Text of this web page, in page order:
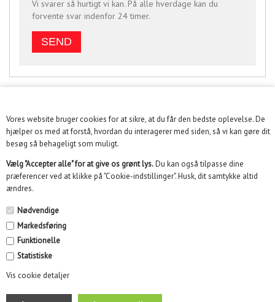
Vores website bruger cookies for at sikre, at du får den bedste oplevelse. De
hjælper os med at forstå, hvordan du interagerer med siden, så vi kan gøre dit
besøg så behageligt som muligt.
Vælg "Accepter alle" for at give os grønt lys.Du kan også tilpasse dine
præferencer ved at klikke på "Cookie-indstillinger". Husk, dit samtykke altid
ændres.
Nødvendige
Markedsføring
Funktionelle
Statistiske
Vis cookie detaljer
Vi svarer så hurtigt vi kan. På alle hverdage kan du
forvente svar indenfor 24 timer.
KUNDESERVICE
INFORMATION
KUNDECENTER
SOME
NYHEDSBREV
info@kidikid.dk | CVR 35532870